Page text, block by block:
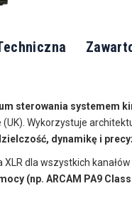
sterowania systemem
Wykorzystuje
dynamikę i
dla wszystkich kanałów
(np. ARCAM PA9 Class